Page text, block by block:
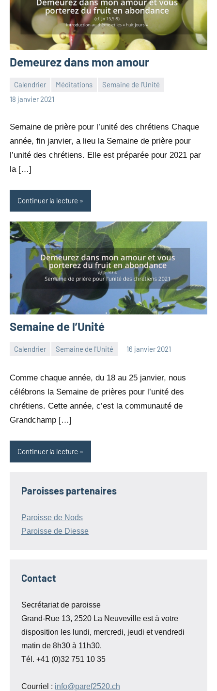
Demeurez dans mon amour
Calendrier Méditations
Semaine de l'Unité
18 janvier 2021
jean-
leresche
Aucun
Semaine de prière pour l’unité des chrétiens Chaque
année, fin janvier, a lieu la Semaine de prière pour
l’unité des chrétiens. Elle est préparée pour 2021 par
la […]
Continuer la lecture
Semaine de l’Unité
Calendrier Semaine de l'Unité 16 janvier 2021
leresche
Comme chaque année, du 18 au 25 janvier, nous
célébrons la Semaine de prières pour l’unité des
chrétiens. Cette année, c’est la communauté de
Grandchamp […]
Continuer la lecture
Paroisses partenaires
Paroisse de Nods
Paroisse de Diesse
Contact
Secrétariat de paroisse
Grand-Rue 13, 2520 La Neuveville est à votre
disposition les lundi, mercredi, jeudi et vendredi
matin de 8h30 à 11h30.
Tél. +41 (0)32 751 10 35
Courriel : info@paref2520.ch